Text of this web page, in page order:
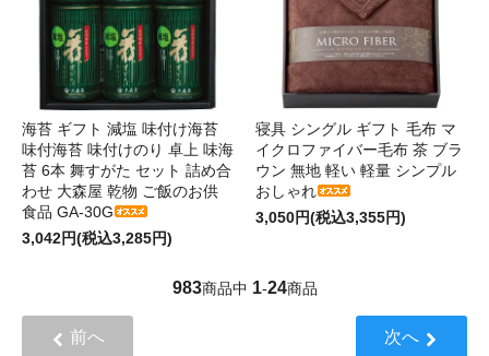
海苔 ギフト 減塩 味付け海苔
味付海苔 味付けのり 卓上 味海
苔 6本 舞すがた セット 詰め合
わせ 大森屋 乾物 ご飯のお供
食品 GA-30G
3,042円(税込3,285円)
寝具 シングル ギフト 毛布 マ
イクロファイバー毛布 茶 ブラ
ウン 無地 軽い 軽量 シンプル
おしゃれ
3,050円(税込3,355円)
983商品中 1-24商品
前へ 次へ